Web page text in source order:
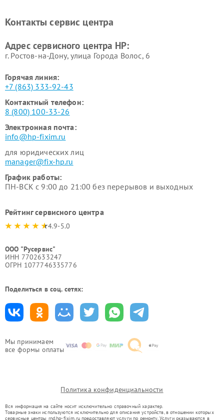
Мы принимаем
все формы оплаты
Контакты сервис центра
Адрес сервисного центра HP:
г. Ростов-на-Дону, улица Города Волос, 6
Горячая линия:
+7 (863) 333-92-43
Контактный телефон:
8 (800) 100-33-26
Электронная почта:
info@hp-fixim.ru
для юридических лиц
manager@fix-hp.ru
График работы:
ПН-ВСК с 9:00 до 21:00 без перерывов и выходных
Рейтинг сервисного центра
4.9-5.0
ООО "Русервис"
ИНН 7702633247
ОГРН 1077746335776
Поделиться в соц. сетях:
Политика конфиденциальности
Вся информация на сайте носит исключительно справочный характер.
Товарные знаки используются исключительно для описания устройств, в отношении которых
сервисные центры rnd.hp-fixim.ru предоставляют услуги по ремонту. Услуги оказываются в